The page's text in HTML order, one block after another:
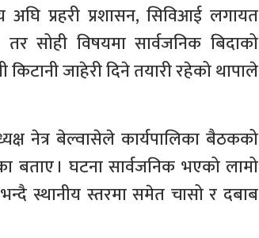
प्रहरी प्रशासन, सिविआई लगायत
सोही विषयमा सार्वजनिक बिदाको
जाहेरी दिने तयारी रहेको थापाले
नेत्र बेल्वासेले कार्यपालिका बैठकको
बताए । घटना सार्वजनिक भएको लामो
स्थानीय स्तरमा समेत चासो र दबाब